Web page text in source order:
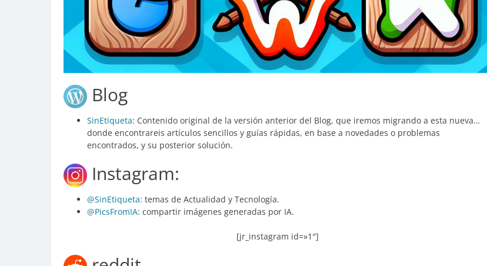
Blog
SinEtiqueta: Contenido original de la versión anterior del Blog, que iremos migrando a esta nueva…
donde encontrareis artículos sencillos y guías rápidas, en base a novedades o problemas
encontrados, y su posterior solución.
Instagram:
@SinEtiqueta: temas de Actualidad y Tecnología.
@PicsFromIA: compartir imágenes generadas por IA.
[jr_instagram id=»1″]